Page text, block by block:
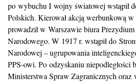
po wybuchu I wojny światowej wstąpił
Polskich. Kierował akcją werbunkową w
prowadził w Warszawie biura
Narodowego. W 1917 r. wstąpił do
Narodowej – ugrupowania
PPS-owi. Po odzyskaniu niepodległości
Ministerstwa Spraw Zagranicznych oraz